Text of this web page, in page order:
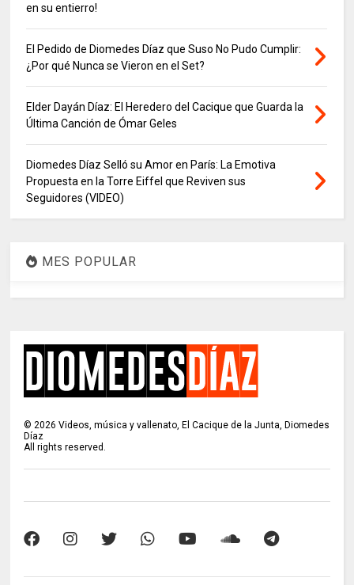
en su entierro!
El Pedido de Diomedes Díaz que Suso No Pudo Cumplir:
¿Por qué Nunca se Vieron en el Set?
Elder Dayán Díaz: El Heredero del Cacique que Guarda la
Última Canción de Ómar Geles
Diomedes Díaz Selló su Amor en París: La Emotiva
Propuesta en la Torre Eiffel que Reviven sus
Seguidores (VIDEO)
MES POPULAR
©2026 Videos, música y vallenato, El Cacique de la Junta, Diomedes
Díaz
All rights reserved.